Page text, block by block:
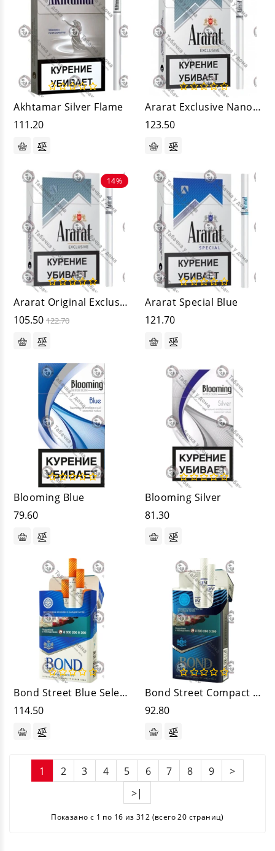
Akhtamar Silver Flame
111.20
Ararat Exclusive Nanokings
123.50
14%
Ararat Original Exclusive
105.50 122.70
Ararat Special Blue
121.70
Blooming Blue
79.60
Blooming Silver
81.30
Bond Street Blue Selection
114.50
Bond Street Compact Premium Blue
92.80
1 2 3 4 5 6 7 8 9
>
>|
Показано с 1 по 16 из 312 (всего 20 страниц)